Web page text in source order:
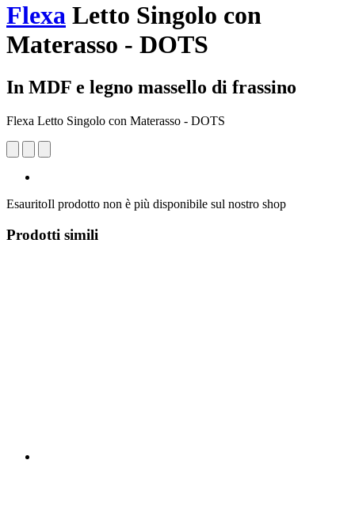
Flexa Letto Singolo con
Materasso - DOTS
In MDF e legno massello di frassino
Flexa Letto Singolo con Materasso - DOTS
EsauritoIl prodotto non è più disponibile sul nostro shop
Prodotti simili